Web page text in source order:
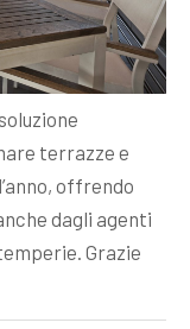
terrazze e
offrendo
dagli agenti
Grazie